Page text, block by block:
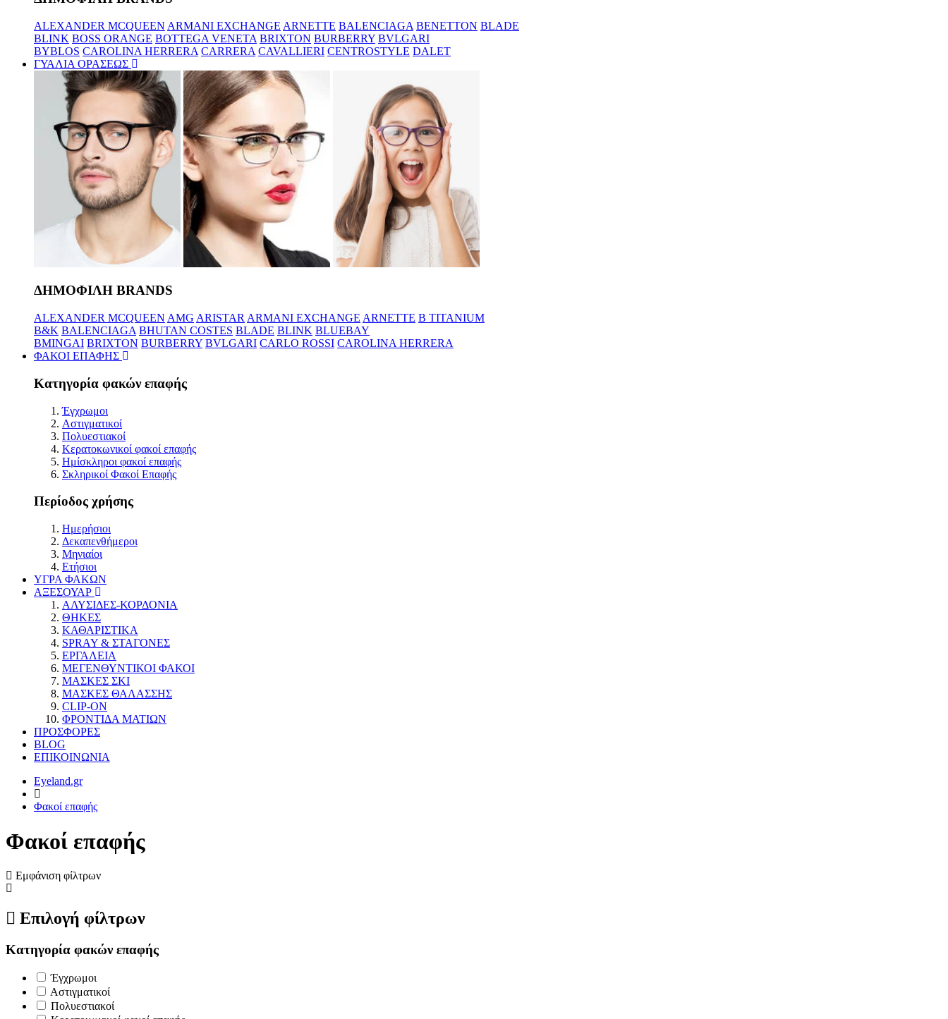
ALEXANDER MCQUEEN ARMANI EXCHANGE ARNETTE BALENCIAGA BENETTON BLADE
BLINK BOSS ORANGE BOTTEGA VENETA BRIXTON BURBERRY BVLGARI
BYBLOS CAROLINA HERRERA CARRERA CAVALLIERI CENTROSTYLE DALET
ΓΥΑΛΙΑ ΟΡΑΣΕΩΣ
ΔΗΜΟΦΙΛΗ BRANDS
ALEXANDER MCQUEEN AMG ARISTAR ARMANI EXCHANGE ARNETTE B TITANIUM
B&K BALENCIAGA BHUTAN COSTES BLADE BLINK BLUEBAY
BMINGAI BRIXTON BURBERRY BVLGARI CARLO ROSSI CAROLINA HERRERA
ΦΑΚΟΙ ΕΠΑΦΗΣ
Κατηγορία φακών επαφής
Έγχρωμοι
Αστιγματικοί
Πολυεστιακοί
Κερατοκωνικοί φακοί επαφής
Ημίσκληροι φακοί επαφής
Σκληρικοί Φακοί Επαφής
Περίοδος χρήσης
Ημερήσιοι
Δεκαπενθήμεροι
Μηνιαίοι
Ετήσιοι
ΥΓΡΑ ΦΑΚΩΝ
ΑΞΕΣΟΥΑΡ
ΑΛΥΣΙΔΕΣ-ΚΟΡΔΟΝΙΑ
ΘΗΚΕΣ
ΚΑΘΑΡΙΣΤΙΚΑ
SPRAY & ΣΤΑΓΟΝΕΣ
ΕΡΓΑΛΕΙΑ
ΜΕΓΕΝΘΥΝΤΙΚΟΙ ΦΑΚΟΙ
ΜΑΣΚΕΣ ΣΚΙ
ΜΑΣΚΕΣ ΘΑΛΑΣΣΗΣ
CLIP-ON
ΦΡΟΝΤΙΔΑ ΜΑΤΙΩΝ
ΠΡΟΣΦΟΡΕΣ
BLOG
ΕΠΙΚΟΙΝΩΝΙΑ
Eyeland.gr
Φακοί επαφής
Φακοί επαφής
Εμφάνιση φίλτρων
Επιλογή φίλτρων
Κατηγορία φακών επαφής
Έγχρωμοι
Αστιγματικοί
Πολυεστιακοί